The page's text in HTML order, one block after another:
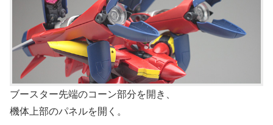
ブースター先端のコーン部分を開き、
機体上部のパネルを開く。